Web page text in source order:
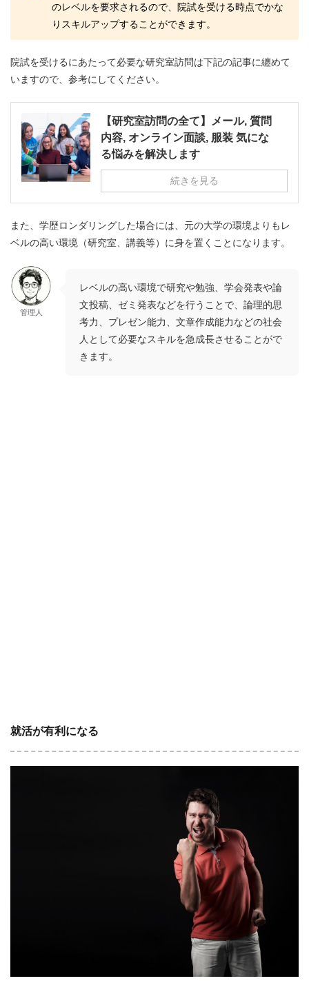
のレベルを要求されるので、院試を受ける時点でかな
りスキルアップすることができます。
院試を受けるにあたって必要な研究室訪問は下記の記事に纏めて
いますので、参考にしてください。
【研究室訪問の全て】メール, 質問
内容, オンライン面談, 服装 気にな
る悩みを解決します
続きを見る
また、学歴ロンダリングした場合には、 元の大学の環境よりもレ
ベルの高い環境（研究室、講義等）に身を置くことになります。
管理人
レベルの高い環境で研究や勉強、学会発表や論
文投稿、ゼミ発表などを行うことで、論理的思
考力、プレゼン能力、文章作成能力などの社会
人として必要なスキルを急成長させることがで
きます。
就活が有利になる